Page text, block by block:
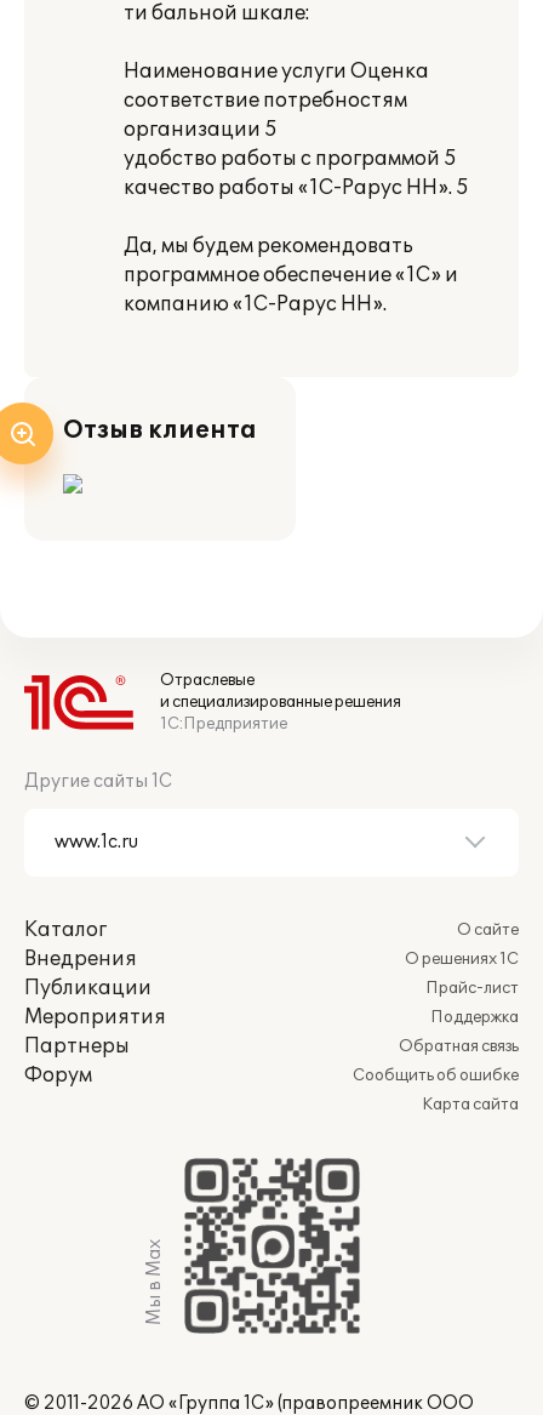
ти бальной шкале:
Наименование услуги Оценка
соответствие потребностям
организации 5
удобство работы с программой 5
качество работы «1С-Рарус НН». 5
Да, мы будем рекомендовать
программное обеспечение «1С» и
компанию «1С-Рарус НН».
Отзыв клиента
Отраслевые
и специализированные решения
1С:Предприятие
Другие сайты 1С
Каталог
Внедрения
Публикации
Мероприятия
Партнеры
Форум
О сайте
О решениях 1С
Прайс-лист
Поддержка
Обратная связь
Сообщить об ошибке
Карта сайта
Мы в Max
© 2011-2026 АО «Группа 1С» (правопреемник ООО